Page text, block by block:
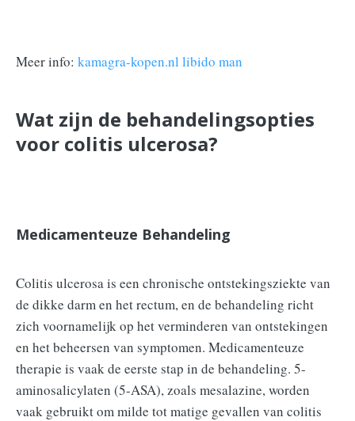
Meer info: kamagra-kopen.nl libido man
Wat zijn de behandelingsopties
voor colitis ulcerosa?
Medicamenteuze Behandeling
Colitis ulcerosa is een chronische ontstekingsziekte van
de dikke darm en het rectum, en de behandeling richt
zich voornamelijk op het verminderen van ontstekingen
en het beheersen van symptomen. Medicamenteuze
therapie is vaak de eerste stap in de behandeling. 5-
aminosalicylaten (5-ASA), zoals mesalazine, worden
vaak gebruikt om milde tot matige gevallen van colitis